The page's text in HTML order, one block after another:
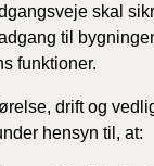
12
9
skal
til
funktioner.
drift og
hensyn til, at: